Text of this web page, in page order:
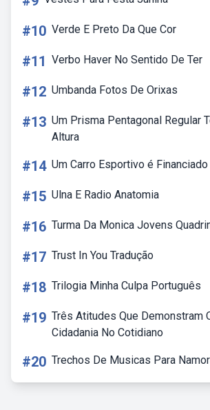
#10 Verde E Preto Da Que Cor
#11 Verbo Haver No Sentido De Ter
#12 Umbanda Fotos De Orixas
#13 Um Prisma Pentagonal Regular
Altura
#14 Um Carro Esportivo é Financiado
#15 Ulna E Radio Anatomia
#16 Turma Da Monica Jovens
#17 Trust In You Tradução
#18 Trilogia Minha Culpa Português
#19 Três Atitudes Que Demonstram
Cidadania No Cotidiano
#20 Trechos De Musicas Para